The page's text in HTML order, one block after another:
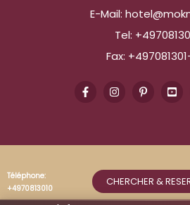
E-Mail:
Tel:
Fax:
Téléphone:
+4970813010
CHERCHER &